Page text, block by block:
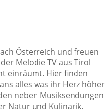
Österreich und freuen
Melodie TV aus Tirol
einräumt. Hier finden
alles was ihr Herz höher
neben Musiksendungen
Natur und Kulinarik.